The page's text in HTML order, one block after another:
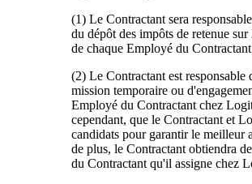
(1) Le Contractant sera
du dépôt des impôts de retenue
de chaque Employé du
(2) Le Contractant est responsable
mission temporaire ou
Employé du Contractant chez
cependant, que le Contractant et
candidats pour garantir le meilleur
de plus, le Contractant obtiendra
du Contractant qu'il assigne chez